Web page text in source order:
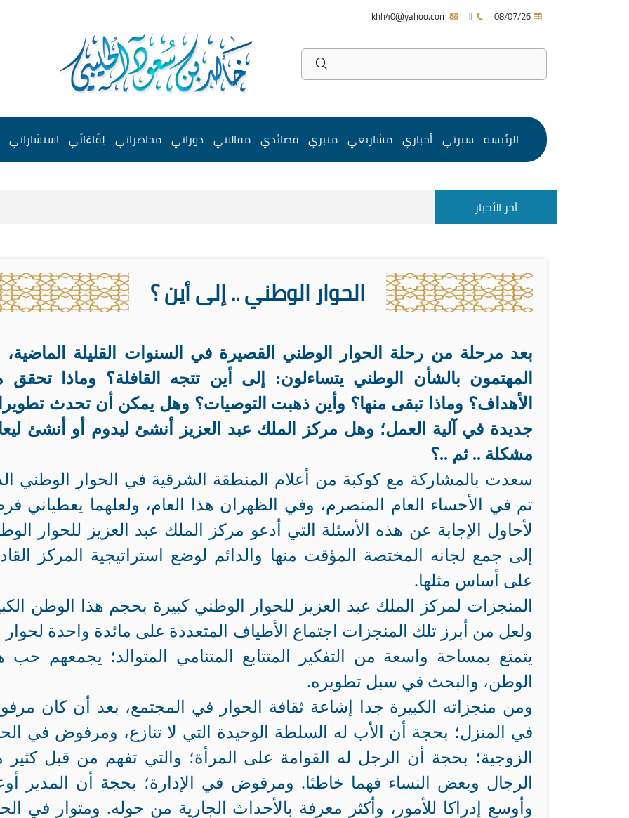
#
الرئيسة سيرتي أخباري مشاريعي منبري قصائدي مقالاتي دوراتي محاضراتي لِقَاءَاتَي استشاراتي
آخر الأخبار
الحوار الوطني .. إلى أين ؟
بعد مرحلة من رحلة الحوار الوطني القصيرة في السنوات القليلة الماضية،
المهتمون بالشأن الوطني يتساءلون: إلى أين تتجه القافلة؟ وماذا تحقق
الأهداف؟ وماذا تبقى منها؟ وأين ذهبت التوصيات؟ وهل يمكن أن تحدث
جديدة في آلية العمل؛ وهل مركز الملك عبد العزيز أنشئ ليدوم أو أنشئ
مشكلة .. ثم ..؟
سعدت بالمشاركة مع كوكبة من أعلام المنطقة الشرقية في الحوار الوطني
تم في الأحساء العام المنصرم، وفي الظهران هذا العام، ولعلهما يعطياني
لأحاول الإجابة عن هذه الأسئلة التي أدعو مركز الملك عبد العزيز للحوار
إلى جمع لجانه المختصة المؤقت منها والدائم لوضع استراتيجية المركز
على أساس مثلها.
المنجزات لمركز الملك عبد العزيز للحوار الوطني كبيرة بحجم هذا الوطن
ولعل من أبرز تلك المنجزات اجتماع الأطياف المتعددة على مائدة واحدة لحوار
يتمتع بمساحة واسعة من التفكير المتتابع المتنامي المتوالد؛ يجمعهم حب
الوطن، والبحث في سبل تطويره.
ومن منجزاته الكبيرة جدا إشاعة ثقافة الحوار في المجتمع، بعد أن كان
في المنزل؛ بحجة أن الأب له السلطة الوحيدة التي لا تنازع، ومرفوض في
الزوجية؛ بحجة أن الرجل له القوامة على المرأة؛ والتي تفهم من قبل كثير
الرجال وبعض النساء فهما خاطئا. ومرفوض في الإدارة؛ بحجة أن المدير
وأوسع إدراكا للأمور، وأكثر معرفة بالأحداث الجارية من حوله. ومتوار في